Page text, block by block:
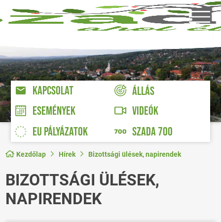
KAPCSOLAT
ÁLLÁS
ESEMÉNYEK
VIDEÓK
EU PÁLYÁZATOK
SZADA 700
Kezdőlap Hírek Bizottsági ülések, napirendek
BIZOTTSÁGI ÜLÉSEK,
NAPIRENDEK